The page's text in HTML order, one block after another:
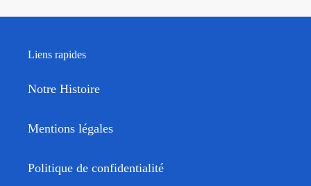
Liens rapides
Notre Histoire
Mentions légales
Politique de confidentialité